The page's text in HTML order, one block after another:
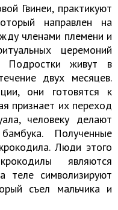
Гвинеи, практикуют
направлен на
членами племени и
церемоний
Подростки живут в
двух месяцев.
они готовятся к
признает их переход
человеку делают
Полученные
Люди этого
являются
теле символизируют
съел мальчика и